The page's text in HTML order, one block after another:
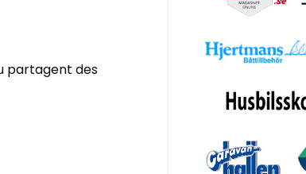
partagent des